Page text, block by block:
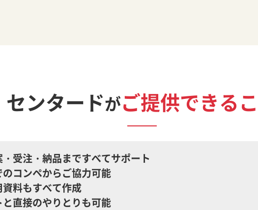
センタードがご提供できる
受注・納品まですべてサポート
コンペからご協力可能
料もすべて作成
直接のやりとりも可能